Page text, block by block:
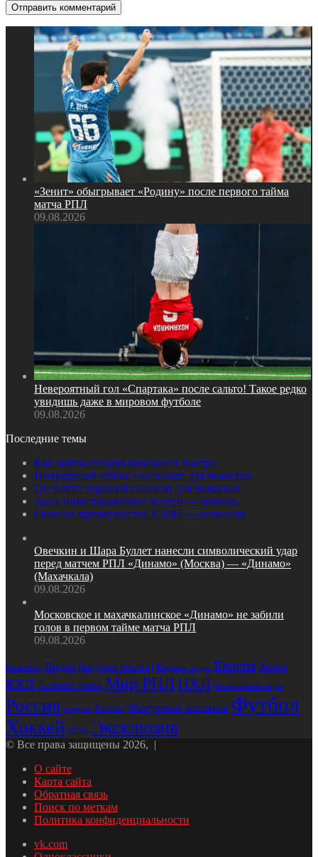
«Зенит» обыгрывает «Родину» после первого тайма
матча РПЛ
09.08.2026
Невероятный гол «Спартака» после сальто! Такое редко
увидишь даже в мировом футболе
09.08.2026
Последние темы
Как найти сегодня пансионат быстро
Популярный сейчас пансионат для пожилых
Где найти хороший пансион для пожилых
Здесь инвестиционные услуги — помощь
Главные преимущества КЭДО — описание
Овечкин и Шара Буллет нанесли символический удар
перед матчем РПЛ «Динамо» (Москва) — «Динамо»
(Махачкала)
09.08.2026
Московское и махачкалинское «Динамо» не забили
голов в первом тайме матча РПЛ
09.08.2026
Баскетбол Видео (внутри текста) Водные виды Европа Зенит
КХЛ Лыжные гонки Мир РПЛНХЛ Олимпийские игры
Россия Спартак Теннис Фигурное катание Футбол
Хоккей ЦСКА Эксклюзив
© Все права защищены 2026, |
О сайте
Карта сайта
Обратная связь
Поиск по меткам
Политика конфиденциальности
vk.com